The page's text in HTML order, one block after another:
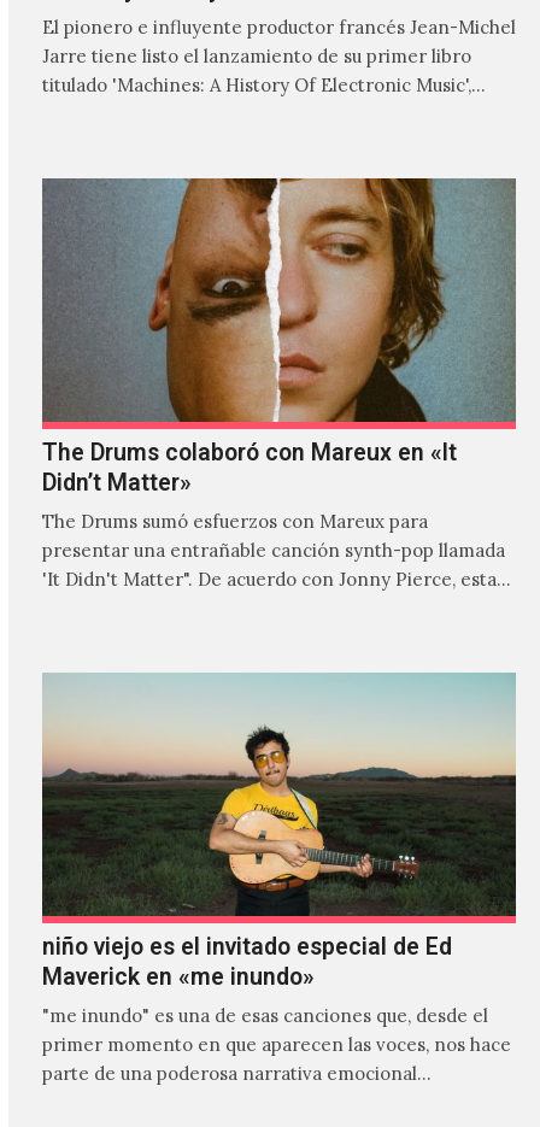
El pionero e influyente productor francés Jean-Michel
Jarre tiene listo el lanzamiento de su primer libro
titulado 'Machines: A History Of Electronic Music',
The Drums colaboró con Mareux en «It
Didn’t Matter»
The Drums sumó esfuerzos con Mareux para
presentar una entrañable canción synth-pop llamada
'It Didn't Matter". De acuerdo con Jonny Pierce, esta
niño viejo es el invitado especial de Ed
Maverick en «me inundo»
"me inundo" es una de esas canciones que, desde el
primer momento en que aparecen las voces, nos hace
parte de una poderosa narrativa emocional…